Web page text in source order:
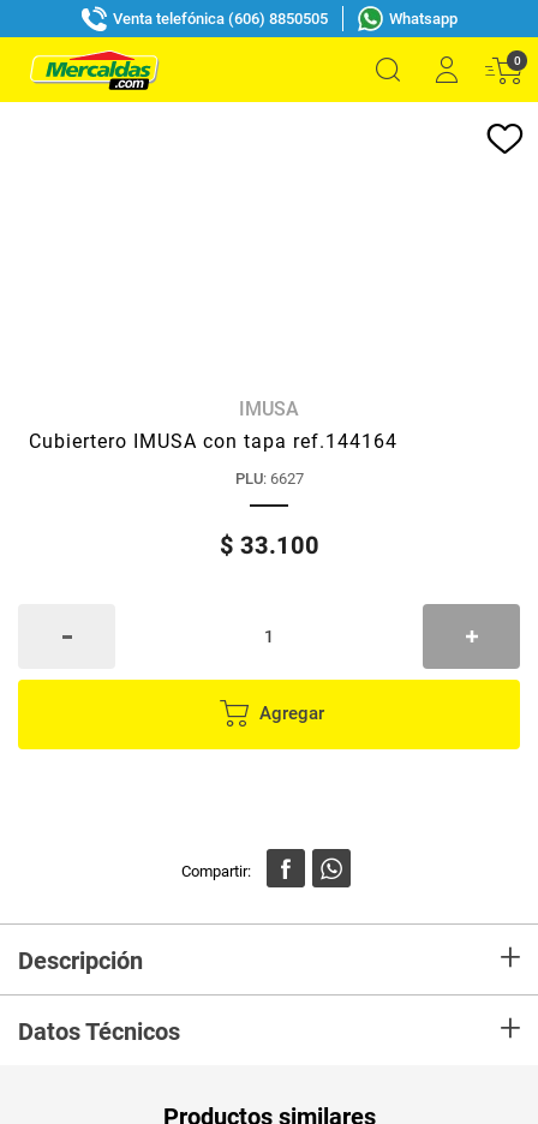
Venta telefónica (606) 8850505 Whatsapp
0
IMUSA
Cubiertero IMUSA con tapa ref.144164
PLU: 6627
$ 33.100
Agregar
Descripción +
Datos Técnicos +
Productos similares